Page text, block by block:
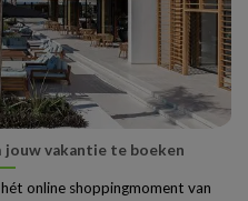
jouw vakantie te boeken
online shoppingmoment van